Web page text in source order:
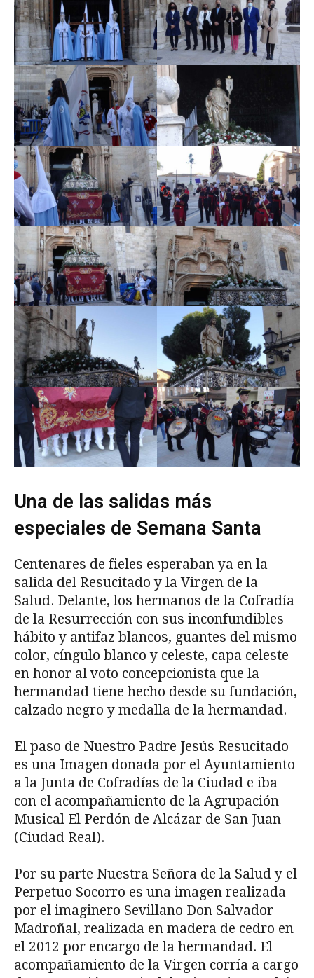
Una de las salidas más
especiales de Semana Santa
Centenares de fieles esperaban ya en la
salida del Resucitado y la Virgen de la
Salud. Delante, los hermanos de la Cofradía
de la Resurrección con sus inconfundibles
hábito y antifaz blancos, guantes del mismo
color, cíngulo blanco y celeste, capa celeste
en honor al voto concepcionista que la
hermandad tiene hecho desde su fundación,
calzado negro y medalla de la hermandad.
El paso de Nuestro Padre Jesús Resucitado
es una Imagen donada por el Ayuntamiento
a la Junta de Cofradías de la Ciudad e iba
con el acompañamiento de la Agrupación
Musical El Perdón de Alcázar de San Juan
(Ciudad Real).
Por su parte Nuestra Señora de la Salud y el
Perpetuo Socorro es una imagen realizada
por el imaginero Sevillano Don Salvador
Madroñal, realizada en madera de cedro en
el 2012 por encargo de la hermandad. El
acompañamiento de la Virgen corría a cargo